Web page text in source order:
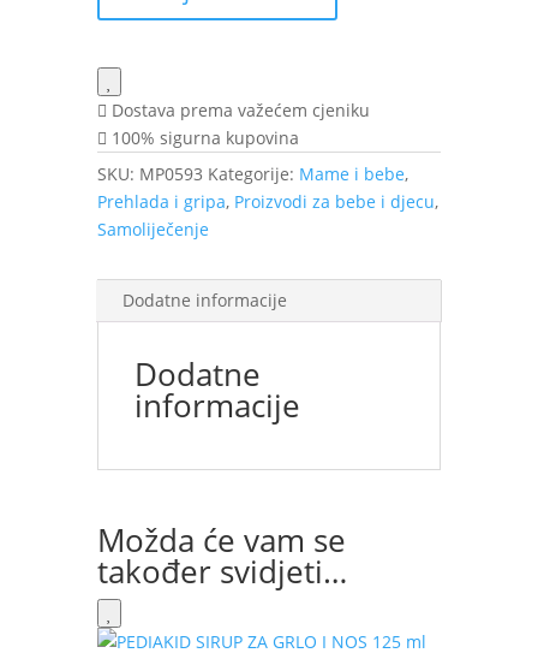
ml
Dostava prema važećem cjeniku
100% sigurna kupovina
SKU: MP0593 Kategorije: Mame i bebe,
Prehlada i gripa, Proizvodi za bebe i djecu,
Samoliječenje
Dodatne informacije
Dodatne
informacije
Možda će vam se
također svidjeti…